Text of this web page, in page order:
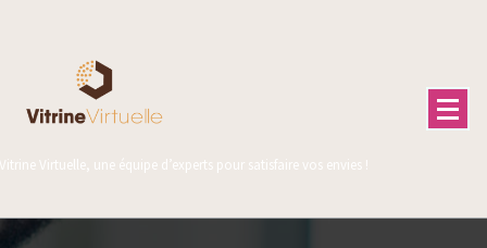
Vitrine Virtuelle, une équipe d’experts pour satisfaire vos envies !